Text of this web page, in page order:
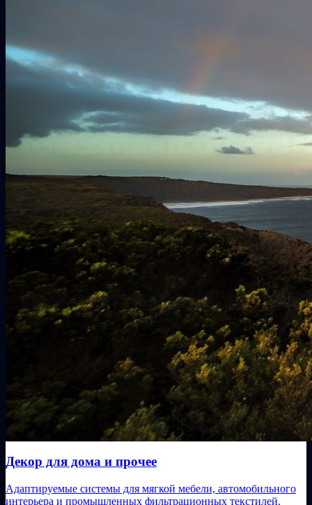
Декор для дома и прочее
Адаптируемые системы для мягкой мебели, автомобильного
интерьера и промышленных фильтрационных текстилей.